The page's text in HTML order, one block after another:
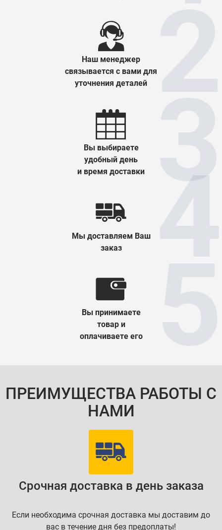
Наш менеджер
связывается с вами для
уточнения деталей
Вы выбираете
удобный день
и время доставки
Мы доставляем Ваш
заказ
Вы принимаете
товар и
оплачиваете его
ПРЕИМУЩЕСТВА РАБОТЫ С
НАМИ
Срочная доставка в день заказа
Если необходима срочная доставка мы доставим до
вас в течение дня без предоплаты!